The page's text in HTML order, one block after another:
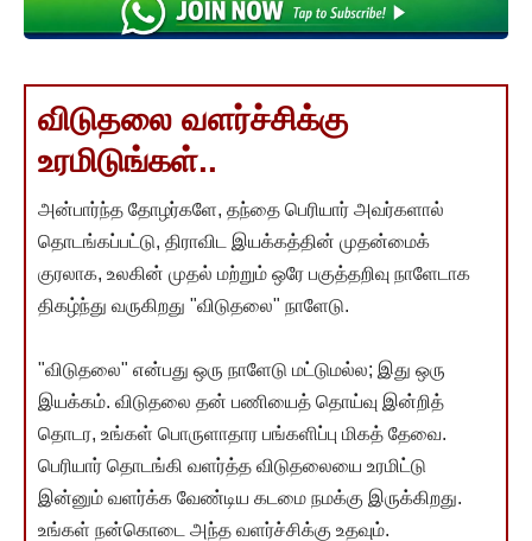
விடுதலை வளர்ச்சிக்கு
உரமிடுங்கள்..
அன்பார்ந்த தோழர்களே, தந்தை பெரியார் அவர்களால்
தொடங்கப்பட்டு, திராவிட இயக்கத்தின் முதன்மைக்
குரலாக, உலகின் முதல் மற்றும் ஒரே பகுத்தறிவு நாளேடாக
திகழ்ந்து வருகிறது "விடுதலை" நாளேடு.
"விடுதலை" என்பது ஒரு நாளேடு மட்டுமல்ல; இது ஒரு
இயக்கம். விடுதலை தன் பணியைத் தொய்வு இன்றித்
தொடர, உங்கள் பொருளாதார பங்களிப்பு மிகத் தேவை.
பெரியார் தொடங்கி வளர்த்த விடுதலையை உரமிட்டு
இன்னும் வளர்க்க வேண்டிய கடமை நமக்கு இருக்கிறது.
உங்கள் நன்கொடை அந்த வளர்ச்சிக்கு உதவும்.